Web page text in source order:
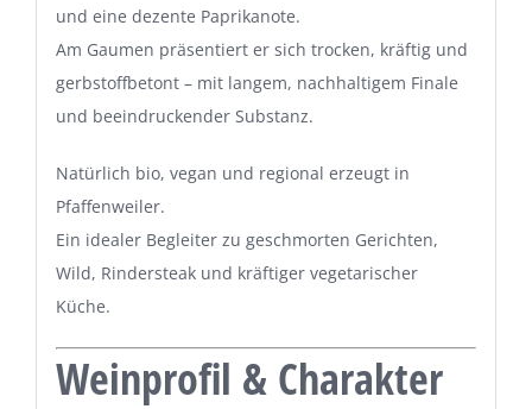
und eine dezente Paprikanote.
Am Gaumen präsentiert er sich trocken, kräftig und
gerbstoffbetont – mit langem, nachhaltigem Finale
und beeindruckender Substanz.
Natürlich bio, vegan und regional erzeugt in
Pfaffenweiler.
Ein idealer Begleiter zu geschmorten Gerichten,
Wild, Rindersteak und kräftiger vegetarischer
Küche.
Weinprofil & Charakter